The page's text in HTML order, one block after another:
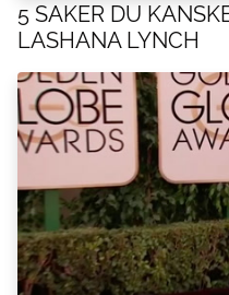
5 SAKER DU
LASHANA LYNCH